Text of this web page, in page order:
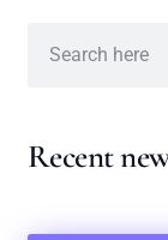
Recent